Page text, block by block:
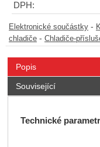
DPH:
Elektronické součástky -
chladiče - Chladiče-
Popis
Související
Technické